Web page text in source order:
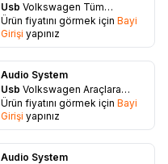
Favorilere Ekle
Usb Volkswagen Tüm
Modellere Uygun Bluetooth
Aparatı
Ürün fiyatını görmek için Bayi
Girişi yapınız
Favorilere Ekle
Audio System
Usb Volkswagen Araçlara
Uyumlu Orjinal Soketli Aux
Kablosu
Ürün fiyatını görmek için Bayi
Girişi yapınız
Audio System